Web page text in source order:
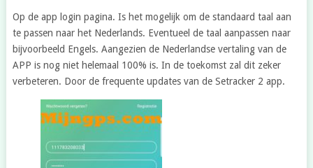
Op de app login pagina. Is het mogelijk om de standaard taal aan
te passen naar het Nederlands. Eventueel de taal aanpassen naar
bijvoorbeeld Engels. Aangezien de Nederlandse vertaling van de
APP is nog niet helemaal 100% is. In de toekomst zal dit zeker
verbeteren. Door de frequente updates van de Setracker 2 app.